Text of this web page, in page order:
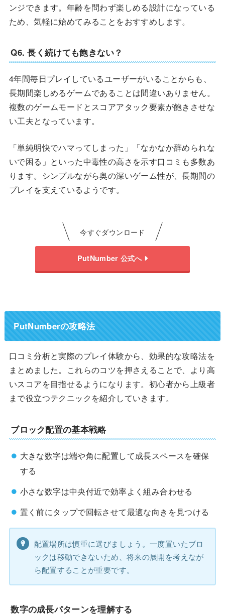
ンジできます。年齢を問わず楽しめる設計になっている
ため、気軽に始めてみることをおすすめします。
Q6. 長く続けても飽きない？
4年間毎日プレイしているユーザーがいることからも、
長期間楽しめるゲームであることは間違いありません。
複数のゲームモードとスコアアタック要素が飽きさせな
い工夫となっています。
「単純明快でハマってしまった」「なかなか辞められな
いで困る」といった中毒性の高さを示す口コミも多数あ
ります。シンプルながら奥の深いゲーム性が、長期間の
プレイを支えているようです。
今すぐダウンロード
PutNumber 公式へ
PutNumberの攻略法
口コミ分析と実際のプレイ体験から、効果的な攻略法を
まとめました。これらのコツを押さえることで、より高
いスコアを目指せるようになります。初心者から上級者
まで役立つテクニックを紹介していきます。
ブロック配置の基本戦略
大きな数字は端や角に配置して成長スペースを確保
する
小さな数字は中央付近で効率よく組み合わせる
置く前にタップで回転させて最適な向きを見つける
配置場所は慎重に選びましょう。一度置いたブロ
ックは移動できないため、将来の展開を考えなが
ら配置することが重要です。
数字の成長パターンを理解する